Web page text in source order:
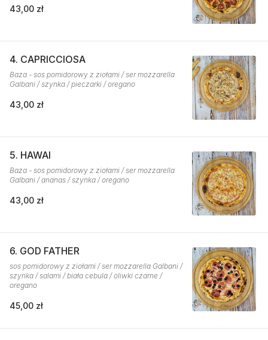
43,00 zł
4. CAPRICCIOSA
Baza - sos pomidorowy z ziołami / ser mozzarella
Galbani / szynka / pieczarki / oregano
43,00 zł
5. HAWAI
Baza - sos pomidorowy z ziołami / ser mozzarella
Galbani / ananas / szynka / oregano
43,00 zł
6. GOD FATHER
sos pomidorowy z ziołami / ser mozzarella Galbani /
szynka / salami / biała cebula / oliwki czarne /
oregano
45,00 zł